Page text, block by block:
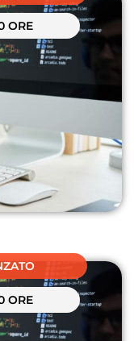
ORE
ORE